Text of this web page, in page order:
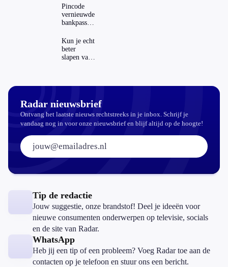
regels in
Nederland
en het
buitenland
Pincode
vernieuwde
bankpassen
ING-app:
is dat wel
veilig?
Kun je echt
beter
slapen van
Radar nieuwsbrief
Ontvang het laatste nieuws rechtstreeks in je inbox. Schrijf je
vandaag nog in voor onze nieuwsbrief en blijf altijd op de hoogte!
E-mailadres:
Tip de redactie
Jouw suggestie, onze brandstof! Deel je ideeën voor
nieuwe consumenten onderwerpen op televisie, socials
en de site van Radar.
WhatsApp
Heb jij een tip of een probleem? Voeg Radar toe aan de
contacten op je telefoon en stuur ons een bericht.